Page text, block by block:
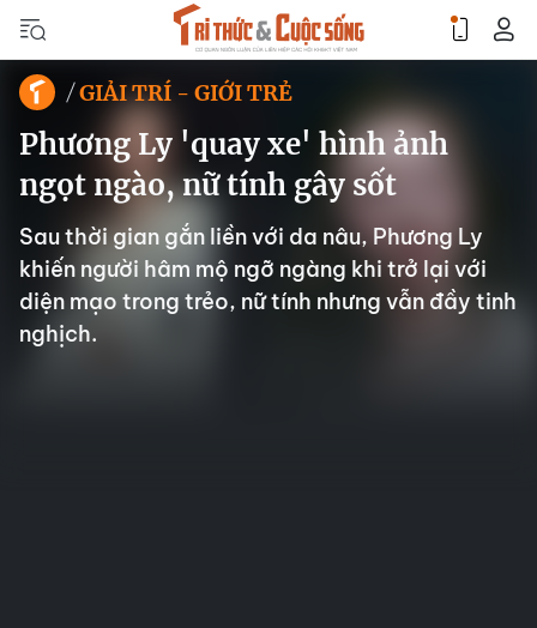
GIẢI TRÍ - GIỚI TRẺ
Phương Ly 'quay xe' hình ảnh
ngọt ngào, nữ tính gây sốt
Sau thời gian gắn liền với da nâu, Phương Ly
khiến người hâm mộ ngỡ ngàng khi trở lại với
diện mạo trong trẻo, nữ tính nhưng vẫn đầy tinh
nghịch.